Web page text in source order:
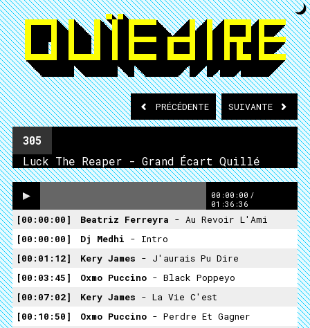
PRÉCÉDENTE SUIVANTE
305
Luck The Reaper - Grand Écart Quillé
00:00:00 /
01:36:36
00:00:00 Beatriz Ferreyra - Au Revoir L'Ami
00:00:00
Dj Medhi - Intro
00:01:12
Kery James - J'aurais Pu Dire
00:03:45
Oxmo Puccino - Black Poppeyo
00:07:02
Kery James - La Vie C'est
00:10:50
Oxmo Puccino - Perdre Et Gagner